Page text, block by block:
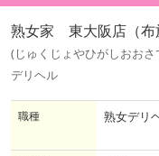
熟女家 東大阪店（布
(じゅくじょやひがしおお
デリヘル
職種 熟女デリ